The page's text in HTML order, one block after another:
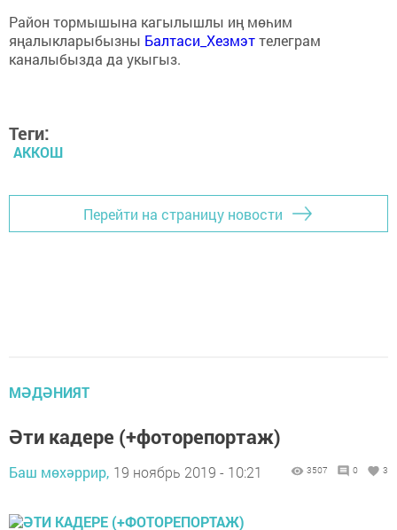
Район тормышына кагылышлы иң мөһим
яңалыкларыбызны Балтаси_Хезмэттелеграм
каналыбызда да укыгыз.
Теги:
АККОШ
Перейти на страницу новости
МӘДӘНИЯТ
Әти кадере (+фоторепортаж)
Баш мөхәррир, 19 ноябрь 2019 - 10:21 3507 0 3